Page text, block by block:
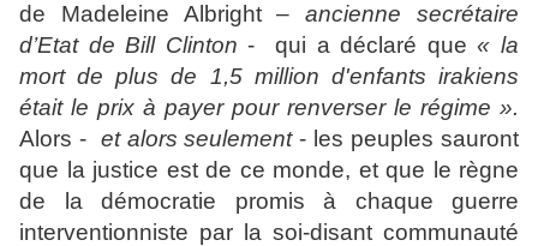
de Madeleine Albright –ancienne secrétaire
d’Etat de Bill Clinton - qui a déclaré que« la
mort de plus de 1,5 million d'enfants irakiens
était le prix à payer pour renverser le régime ».
Alors - et alors seulement- les peuples sauront
que la justice est de ce monde, et que le règne
de la démocratie promis à chaque guerre
interventionniste par la soi-disant communauté